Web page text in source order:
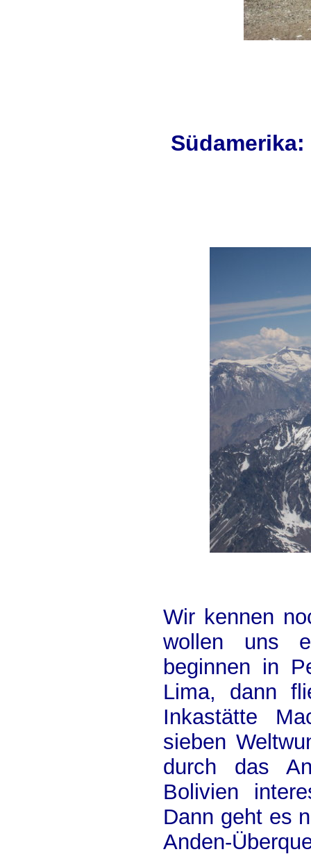
Wir kennen
wollen uns
beginnen in
Lima, dann
Inkastätte
sieben
durch das
Bolivien
Dann geht es
Anden-